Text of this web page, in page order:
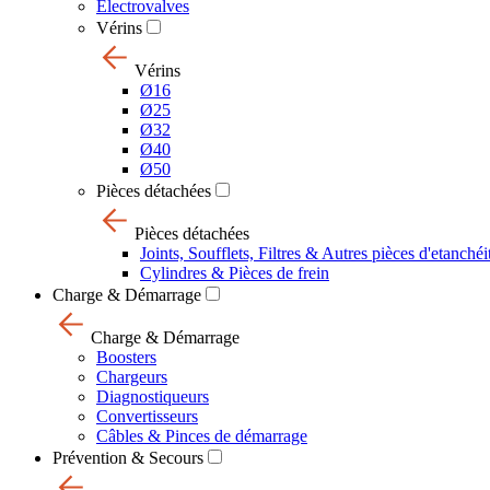
Electrovalves
Vérins
Vérins
Ø16
Ø25
Ø32
Ø40
Ø50
Pièces détachées
Pièces détachées
Joints, Soufflets, Filtres & Autres pièces
Cylindres & Pièces de frein
Charge & Démarrage
Charge & Démarrage
Boosters
Chargeurs
Diagnostiqueurs
Convertisseurs
Câbles & Pinces de démarrage
Prévention & Secours